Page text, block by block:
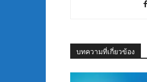
บทความที่เกี่ยวข้อง